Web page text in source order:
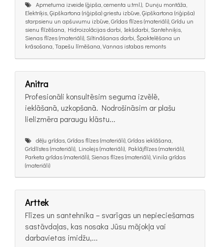
Apmetuma izveide (ģipša, cementa u.tml.), Durvju montāža,
Elektriķis, Ģipškartona (riģipša) griestu izbūve, Ģipškartona (riģipša)
starpsienu un apšuvumu izbūve, Grīdas flīzes (materiāli), Grīdu un
sienu flīzēšana, Hidroizolācijas darbi, Iekšdarbi, Santehniķis,
Sienas flīzes (materiāli), Siltināšanas darbi, Špaktelēšana un
krāsošana, Tapešu līmēšana, Vannas istabas remonts
Anitra
Profesionāli konsultēsim seguma izvēlē,
ieklāšanā, uzkopšanā. Nodrošināsim ar plašu
lielizmēra paraugu klāstu...
dēļu grīdas, Grīdas flīzes (materiāli), Grīdas ieklāšana,
Grīdlīstes (materiāli), Linolejs (materiāli), Paklājflīzes (materiāli),
Parketa grīdas (materiāli), Sienas flīzes (materiāli), Vinila grīdas
(materiāli)
Arttek
Flīzes un santehnika – svarīgas un nepieciešamas
sastāvdaļas, kas nosaka Jūsu mājokļa vai
darbavietas imidžu,...